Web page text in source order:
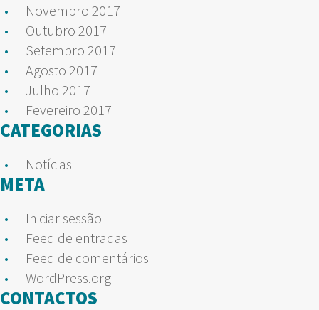
Novembro 2017
Outubro 2017
Setembro 2017
Agosto 2017
Julho 2017
Fevereiro 2017
CATEGORIAS
Notícias
META
Iniciar sessão
Feed de entradas
Feed de comentários
WordPress.org
CONTACTOS